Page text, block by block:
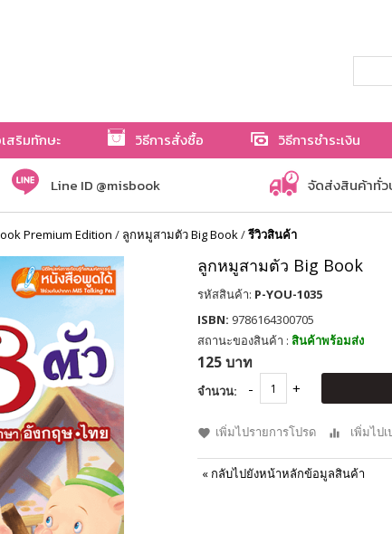
สริมทักษะ วิธีการสั่งซื้อ วิธีการชำระเงิน
Line ID @misbook จัดส่งสินค้าทั่ว
Premium Edition / ลูกหมูสามตัว Big Book/รีวิวสินค้า
ลูกหมูสามตัว Big Book
รหัสสินค้า: P-YOU-1035
ISBN: 9786164300705
สถานะของสินค้า : สินค้าพร้อมส่ง
125 บาท
จำนวน:
เพิ่มไปรายการโปรด เพิ่มไป
« กลับไปยังหน้าหลักข้อมูลสินค้า